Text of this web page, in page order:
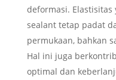
deformasi. Elastisitas
sealant tetap padat
permukaan, bahkan
Hal ini juga
optimal dan